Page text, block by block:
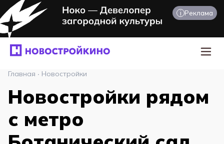
i Реклама
Главная · Новостройки
Новостройки рядом
с метро